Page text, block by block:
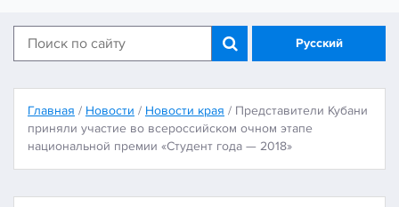
Русский
Главная / Новости / Новости края / Представители Кубани
приняли участие во всероссийском очном этапе
национальной премии «Студент года — 2018»